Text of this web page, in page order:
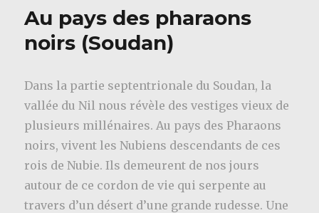
Au pays des pharaons
noirs (Soudan)
Dans la partie septentrionale du Soudan, la
vallée du Nil nous révèle des vestiges vieux de
plusieurs millénaires. Au pays des Pharaons
noirs, vivent les Nubiens descendants de ces
rois de Nubie. Ils demeurent de nos jours
autour de ce cordon de vie qui serpente au
travers d’un désert d’une grande rudesse. Une